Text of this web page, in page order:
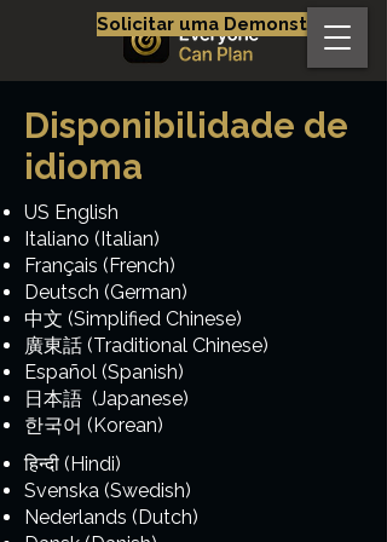
Solicitar uma Demonstração
Disponibilidade de
idioma
US English
Italiano (Italian)
Français (French)
Deutsch (German)
中文 (Simplified Chinese)
廣東話 (Traditional Chinese)
Español (Spanish)
日本語 (Japanese)
한국어 (Korean)
हिन्दी (Hindi)
Svenska (Swedish)
Nederlands (Dutch)